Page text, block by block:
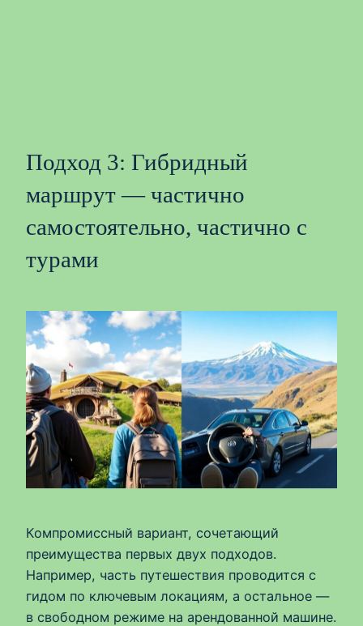
Подход 3: Гибридный
маршрут — частично
самостоятельно, частично с
турами
Компромиссный вариант, сочетающий
преимущества первых двух подходов.
Например, часть путешествия проводится с
гидом по ключевым локациям, а остальное —
в свободном режиме на арендованной машине.